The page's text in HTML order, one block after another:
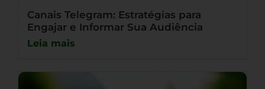
Canais Telegram: Estratégias para
Engajar e Informar Sua Audiência
Leia mais